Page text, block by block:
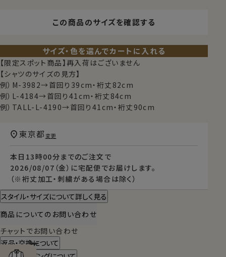
この商品のサイズを確認する
サイズ・色を選んでカートに入れる
【限定スポット商品】再入荷はございません
【シャツのサイズの見方】
例）M-3982→首回り39cm・裄丈82cm
例）L-4184→首回り41cm・裄丈84cm
例）TALL-L-4190→首回り41cm・裄丈90cm
本日 13時00分 までのご注文で
2026/08/07（金） に宅配便 でお届けします。
（※裄丈加工・刺繍がある場合は除く）
東京都 変更
スタイル・サイズについて詳しく見る
商品についてのお問い合わせ
チャットでお問い合わせ
返品・交換について